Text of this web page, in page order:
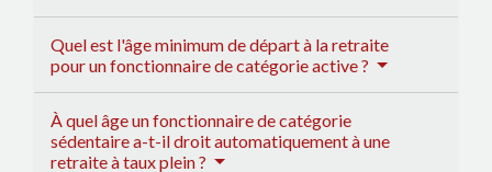
Quel est l'âge minimum de départ à la retraite
pour un fonctionnaire de catégorie active ?
À quel âge un fonctionnaire de catégorie
sédentaire a-t-il droit automatiquement à une
retraite à taux plein ?